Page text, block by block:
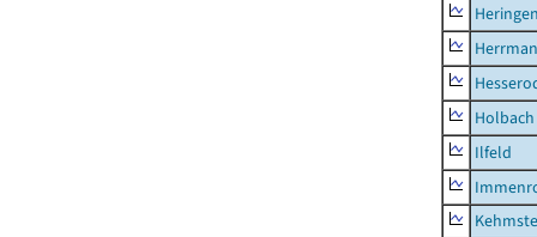
Holbach
Ilfeld